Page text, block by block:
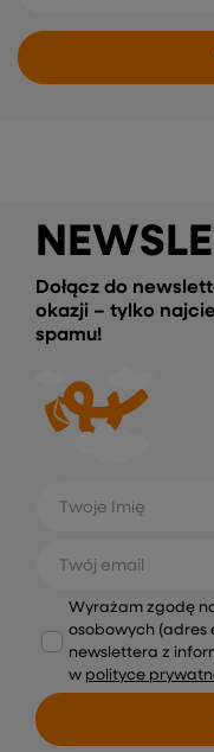
Dołącz do
okazji – tylko
spamu!
Twoje Imię
Twój email
Wyrażam zgodę
osobowych (adres
newslettera z
w polityce